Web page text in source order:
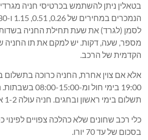
בטאלין ניתן להשתמש בכרטיסי חניה
לסמן (לגרד) את שעת תחילת החניה
מספר, שעה, דקות. יש למקם את תו החניה
הקדמית של הרכב.
19:00 בימי חול ומ-
תשלום בימי ראשון ובחגים. חניה עולה 1-2 אירו לשעה.
כלי רכב שחונים שלא כהלכה צפויים לפינוי
בסכום של עד 70 יורו.